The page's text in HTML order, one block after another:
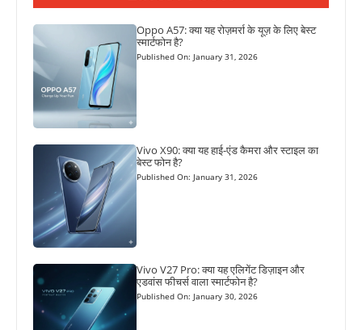
Oppo A57: क्या यह रोज़मर्रा के यूज़ के लिए बेस्ट
स्मार्टफोन है?
Published On: January 31, 2026
Vivo X90: क्या यह हाई-एंड कैमरा और स्टाइल का
बेस्ट फोन है?
Published On: January 31, 2026
Vivo V27 Pro: क्या यह एलिगेंट डिज़ाइन और
एडवांस फीचर्स वाला स्मार्टफोन है?
Published On: January 30, 2026